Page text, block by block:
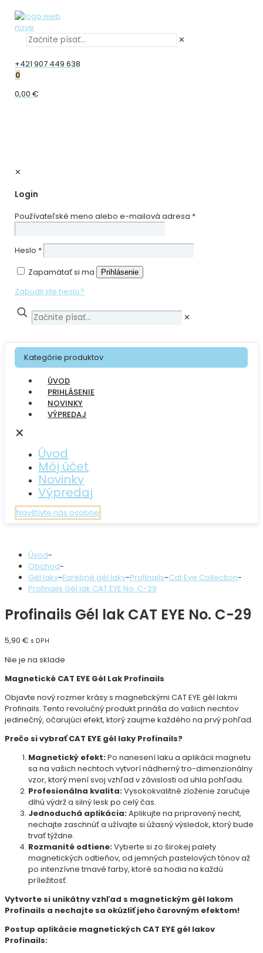
✕
+421 907 449 638
0
0,00 €
✕
Login
Používateľské meno alebo e-mailová adresa *
Heslo *
Zapamätať si ma
Prihlásenie
Zabudli ste heslo?
✕
Kategórie produktov
ÚVOD
PRIHLÁSENIE
NOVINKY
VÝPREDAJ
✕
Úvod
Môj účet
Novinky
Výpredaj
Navštívte nás osobne
Úvod-
Obchod-
Gél laky-Farebné gél laky-Profinails-Cat Eye Collection-
Profinails Gél lak CAT EYE No. C-29
Profinails Gél lak CAT EYE No. C-29
5,90 € s DPH
Nie je na sklade
Magnetické CAT EYE Gél Lak Profinails
Objavte nový rozmer krásy s magnetickými CAT EYE gél lakmi
Profinails. Tento revolučný produkt prináša do vašich nechtov
jedinečný, očarujúci efekt, ktorý zaujme každého na prvý pohľad.
Prečo si vybrať CAT EYE gél laky Profinails?
Magnetický efekt:Po nanesení laku a aplikácii magnetu
sa na vašich nechtoch vytvorí nádherný tro-dimenzionálny
vzor, ktorý mení svoj vzhľad v závislosti od uhla pohľadu.
Profesionálna kvalita:Vysokokvalitné zloženie zaručuje
dlhú výdrž a silný lesk po celý čas.
Jednoduchá aplikácia:Aplikujte na pripravený necht,
nechajte zaschnúť a užívajte si úžasný výsledok, ktorý bude
trvať týždne.
Rozmanité odtiene:Vyberte si zo širokej palety
magnetických odtieňov, od jemných pastelových tónov až
po intenzívne tmavé farby, ktoré sa hodia na každú
príležitosť.
Vytvorte si unikátny vzhľad s magnetickým gél lakom
Profinails a nechajte sa okúzliť jeho čarovným efektom!
Postup aplikácie magnetických CAT EYE gél lakov
Profinails: